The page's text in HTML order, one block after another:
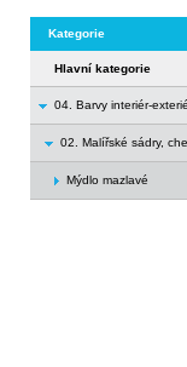
Kategorie
Hlavní kategorie
04. Barvy interiér-
02. Malířské sádry,
Mýdlo mazlavé